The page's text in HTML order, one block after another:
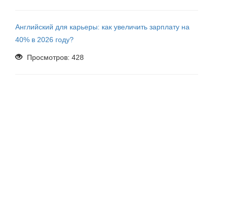
Английский для карьеры: как увеличить зарплату на
40% в 2026 году?
Просмотров: 428